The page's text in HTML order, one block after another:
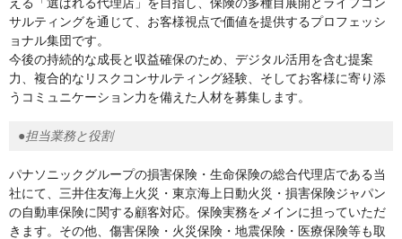
サルティングを通じて、お客様視点で価値を提供するプロフェッシ
ョナル集団です。
今後の持続的な成長と収益確保のため、デジタル活用を含む提案
力、複合的なリスクコンサルティング経験、そしてお客様に寄り添
うコミュニケーション力を備えた人材を募集します。
●担当業務と役割
パナソニックグループの損害保険・生命保険の総合代理店である当
社にて、三井住友海上火災・東京海上日動火災・損害保険ジャパン
の自動車保険に関する顧客対応。保険実務をメインに担っていただ
きます。その他、傷害保険・火災保険・地震保険・医療保険等も取